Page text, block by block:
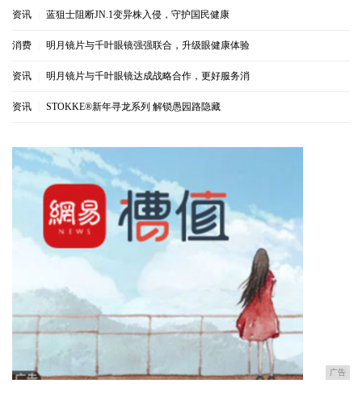
资讯 蓝狙士阻断JN.1变异株入侵，守护国民健康
消费 明月镜片与千叶眼镜强强联合，升级眼健康体验
资讯 明月镜片与千叶眼镜达成战略合作，更好服务消
资讯 STOKKE®新年寻龙系列 解锁愚园路隐藏
广告